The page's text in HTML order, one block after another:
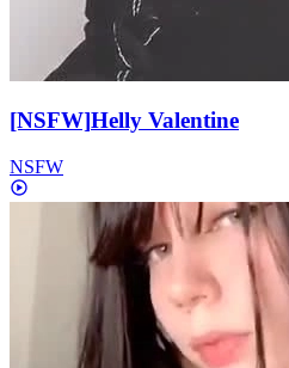
[NSFW]Helly Valentine
NSFW